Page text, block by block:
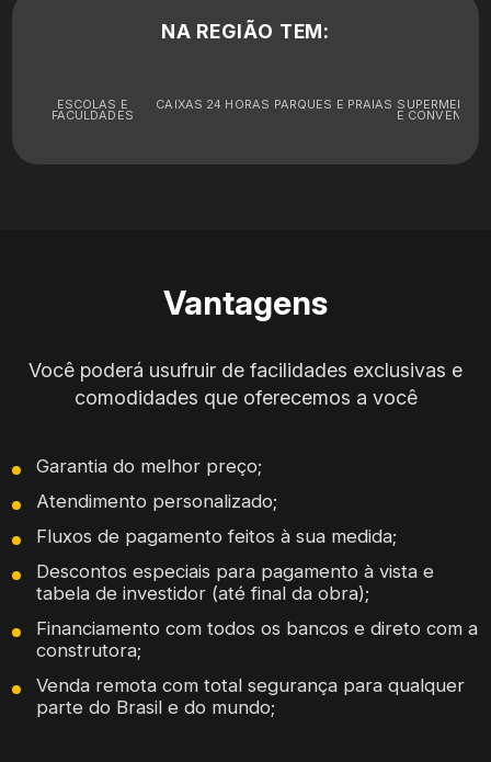
NA REGIÃO TEM:
ESCOLAS E
FACULDADES
CAIXAS 24 HORAS PARQUES E PRAIAS
E
Vantagens
Você poderá usufruir de facilidades exclusivas e
comodidades que oferecemos a você
Garantia do melhor preço;
Atendimento personalizado;
Fluxos de pagamento feitos à sua medida;
Descontos especiais para pagamento à vista e
tabela de investidor (até final da obra);
Financiamento com todos os bancos e direto com a
construtora;
Venda remota com total segurança para qualquer
parte do Brasil e do mundo;